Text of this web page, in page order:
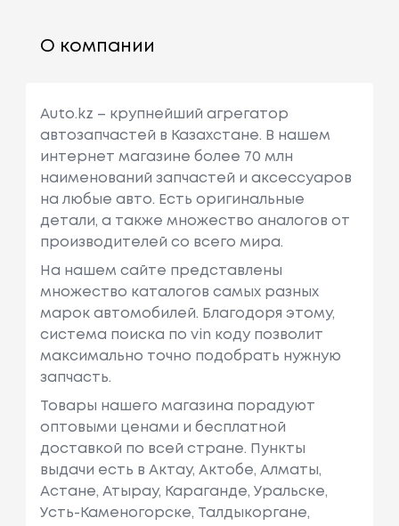
О компании
Auto.kz – крупнейший агрегатор
автозапчастей в Казахстане. В нашем
интернет магазине более 70 млн
наименований запчастей и аксессуаров
на любые авто. Есть оригинальные
детали, а также множество аналогов от
производителей со всего мира.
На нашем сайте представлены
множество каталогов самых разных
марок автомобилей. Благодоря этому,
система поиска по vin коду позволит
максимально точно подобрать нужную
запчасть.
Товары нашего магазина порадуют
оптовыми ценами и бесплатной
доставкой по всей стране. Пункты
выдачи есть в Актау, Актобе, Алматы,
Астане, Атырау, Караганде, Уральске,
Усть-Каменогорске, Талдыкоргане,